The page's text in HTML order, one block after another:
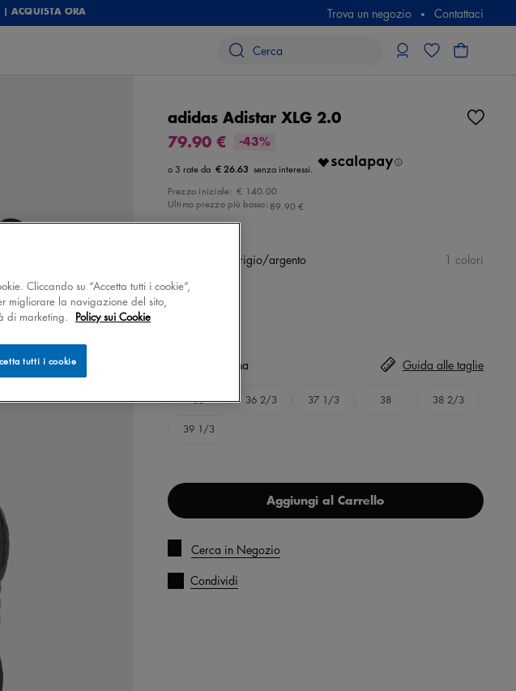
ACQUISTA ORA Trova un negozio Contattaci
adidas Adistar XLG 2.0
79.90 €
-43%
€ 26.63
Prezzo iniziale: € 140.00
Ultimo prezzo più basso: 89.90 €
nero/grigio/argento 1 colori
Seleziona
36 36 2/3 37 1/3 38 38 2/3
39 1/3
Guida alle taglie
Aggiungi al Carrello
Cerca in Negozio
Condividi
Cliccando su “Accetta tutti i cookie”,
migliorare la navigazione del sito,
di marketing. Policy sui Cookie
tutti i cookie